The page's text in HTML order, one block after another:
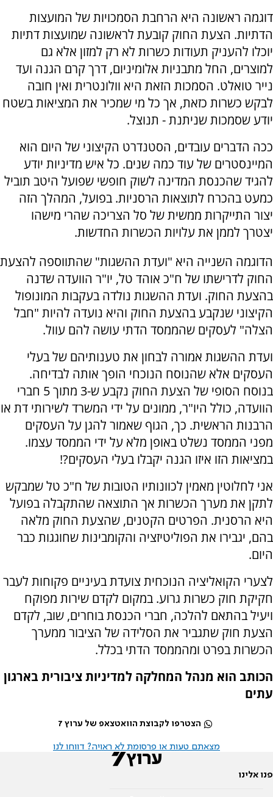
דוגמה ראשונה היא הרחבת הסמכויות של המועצות
הדתיות. הצעת החוק קובעת לראשונה שמועצות דתיות
יוכלו להעניק תעודות כשרות לא רק למזון אלא גם
למוצרים, החל מתבניות אלומיניום, דרך קרם הגנה ועד
נייר טואלט. הסמכות הזאת היא וולונטרית ואין חובה
לבקש כשרות כזאת, אך כל מי שמכיר את המציאות בשטח
יודע שסמכות שניתנת - תנוצל.
ככה הדברים עובדים, הסטנדרט הקיצוני של היום הוא
המיינסטרים של עוד כמה שנים. כל איש מדיניות יודע
להגיד שהכנסת המדינה לשוק חופשי שפועל היטב תוביל
כמעט בהכרח לתוצאות הרסניות. בפועל, המהלך הזה
יצור התייקרות ממשית של סל הצריכה שהרי מישהו
יצטרך לממן את עלויות הכשרות החדשות.
הדוגמה השנייה היא "ועדת ההשגות" שהתווספה להצעת
החוק לדרישתו של ח"כ אוהד טל, יו"ר הוועדה שדנה
בהצעת החוק. ועדת ההשגות נולדה בעקבות המונופול
הקיצוני שנקבע בהצעת החוק והיא נועדה להיות "חבל
הצלה" לעסקים שהממסד הדתי עושה להם עוול.
ועדת ההשגות אמורה לבחון את טענותיהם של בעלי
העסקים אלא שהנוסח הנוכחי הופך אותה לבדיחה.
בנוסח הסופי של הצעת החוק נקבע ש-3 מתוך 5 חברי
הוועדה, כולל היו"ר, ממונים על ידי המשרד לשירותי דת או
הרבנות הראשית. כך, הגוף שאמור להגן על העסקים
מפני הממסד נשלט באופן מלא על ידי הממסד עצמו.
במציאות הזו איזו הגנה יקבלו בעלי העסקים?!
אני לחלוטין מאמין לכוונותיו הטובות של ח"כ טל שמבקש
לתקן את מערך הכשרות אך התוצאה שהתקבלה בפועל
היא הרסנית. הפרטים הקטנים, שהצעת החוק מלאה
בהם, יגבירו את הפוליטיזציה והקומבינות שחוגגות כבר
היום.
לצערי הקואליציה הנוכחית צועדת בעיניים פקוחות לעבר
חקיקת חוק כשרות גרוע. במקום לקדם שירות מפוקח
ויעיל בהתאם להלכה, חברי הכנסת בוחרים, שוב, לקדם
הצעת חוק שתגביר את הסלידה של הציבור ממערך
הכשרות בפרט ומהממסד הדתי בכלל.
הכותב הוא מנהל המחלקה למדיניות ציבורית בארגון
עתים
הצטרפו לקבוצת הוואטצאפ של ערוץ 7
מצאתם טעות או פרסומת לא ראויה? דווחו לנו
פנו אלינו